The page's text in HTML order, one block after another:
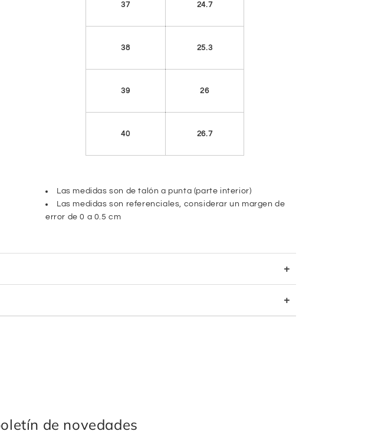
37 24.7
38 25.3
39 26
40 26.7
Las medidas son de talón a punta (parte interior)
Las medidas son referenciales, considerar un margen de
error de 0 a 0.5 cm
+
+
de novedades